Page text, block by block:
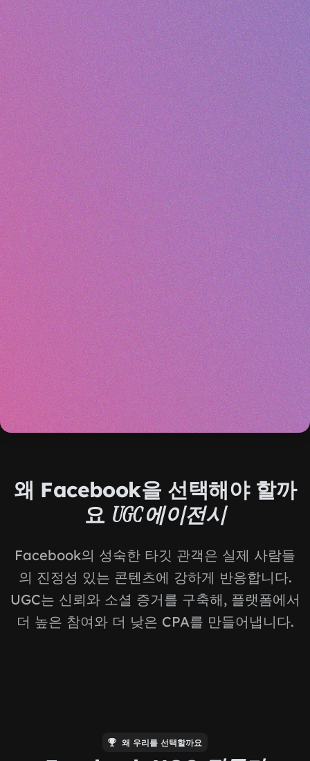
왜 Facebook을 선택해야 할까
요 UGC 에이전시
Facebook의 성숙한 타깃 관객은 실제 사람들
의 진정성 있는 콘텐츠에 강하게 반응합니다.
UGC는 신뢰와 소셜 증거를 구축해, 플랫폼에서
더 높은 참여와 더 낮은 CPA를 만들어냅니다.
왜 우리를 선택할까요